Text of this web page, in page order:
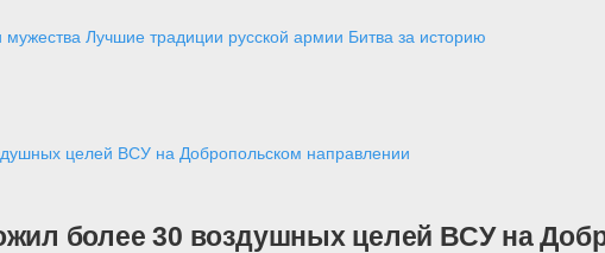
мужества Лучшие традиции русской армии Битва за историю
целей ВСУ на Добропольском направлении
более 30 воздушных целей ВСУ на